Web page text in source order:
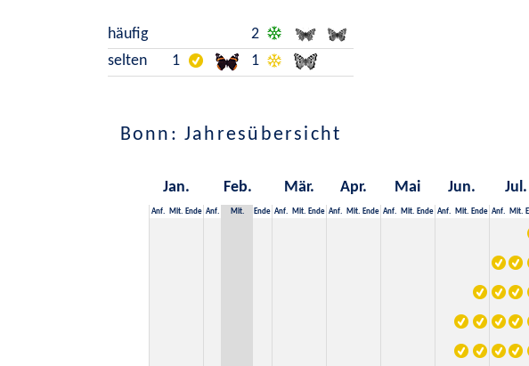
häufig
2
selten
1 1
Bonn: Jahresübersicht
Jan. Feb. Mär. Apr. Mai Jun. Jul.
Anf. Mit. Ende Anf. Mit. Ende Anf. Mit. Ende Anf. Mit. Ende Anf. Mit. Ende Anf. Mit. Ende Anf. Mit.